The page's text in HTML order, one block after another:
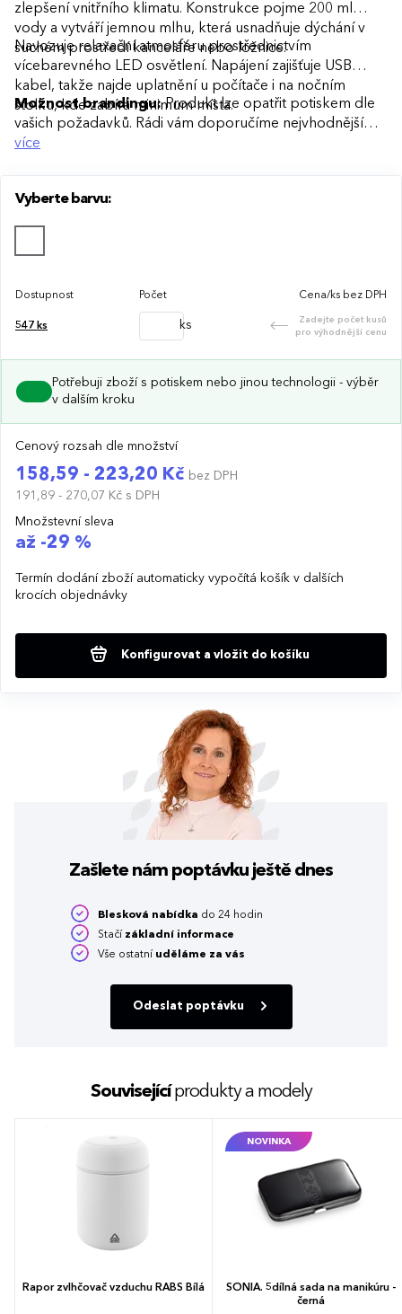
zlepšení vnitřního klimatu. Konstrukce pojme 200 ml
vody a vytváří jemnou mlhu, která usnadňuje dýchání v
suchém prostředí kanceláře nebo ložnice.
Navozuje relaxační atmosféru prostřednictvím
vícebarevného LED osvětlení. Napájení zajišťuje USB
kabel, takže najde uplatnění u počítače i na nočním
stolku, kde zabírá minimum místa.
Možnost brandingu:Produkt lze opatřit potiskem dle
vašich požadavků. Rádi vám doporučíme nejvhodnější
technologii potisku s ohledem na design i váš rozpočet.
více
Vyberte barvu:
Dostupnost Počet Cena/ks bez DPH
547 ks ks
Zadejte počet kusů
pro výhodnější cenu
Potřebuji zboží s potiskem nebo jinou technologii - výběr
v dalším kroku
Cenový rozsah dle množství
158,59 - 223,20 Kč bez DPH
191,89 - 270,07 Kč s DPH
Množstevní sleva
až -29 %
Termín dodání zboží automaticky vypočítá košík v dalších
krocích objednávky
Konfigurovat a vložit do košíku
Zašlete nám poptávku ještě dnes
Blesková nabídka do 24 hodin
Stačí základní informace
Vše ostatní uděláme za vás
Odeslat poptávku
Souvisejícíprodukty a modely
Rapor zvlhčovač vzduchu RABS Bílá
NOVINKA
SONIA. 5dílná sada na manikúru -
černá